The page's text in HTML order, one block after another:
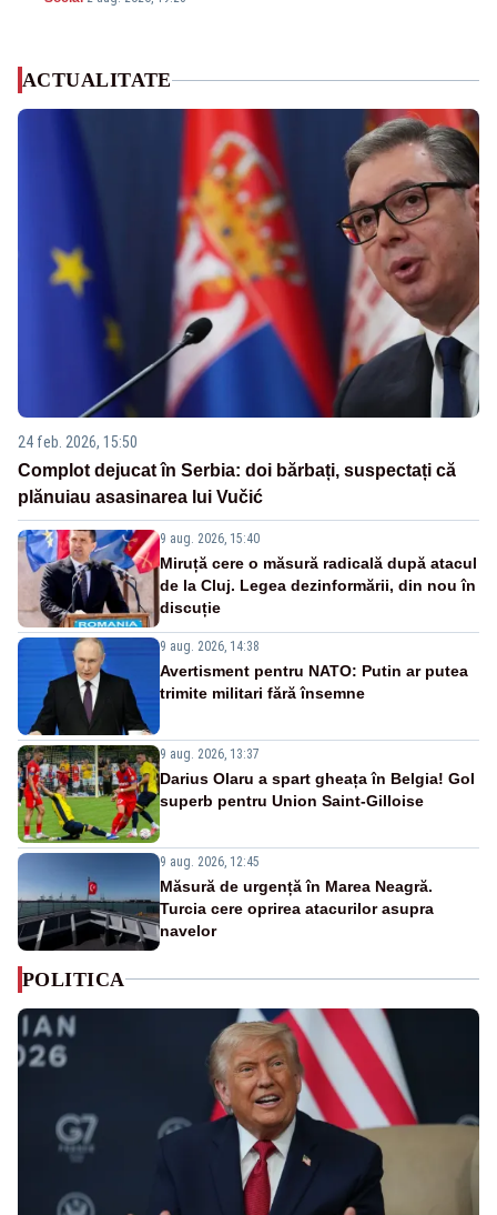
ACTUALITATE
24 feb. 2026, 15:50
Complot dejucat în Serbia: doi bărbați, suspectați că
plănuiau asasinarea lui Vučić
9 aug. 2026, 15:40
Miruță cere o măsură radicală după atacul
de la Cluj. Legea dezinformării, din nou în
discuție
9 aug. 2026, 14:38
Avertisment pentru NATO: Putin ar putea
trimite militari fără însemne
9 aug. 2026, 13:37
Darius Olaru a spart gheața în Belgia! Gol
superb pentru Union Saint-Gilloise
9 aug. 2026, 12:45
Măsură de urgență în Marea Neagră.
Turcia cere oprirea atacurilor asupra
navelor
POLITICA